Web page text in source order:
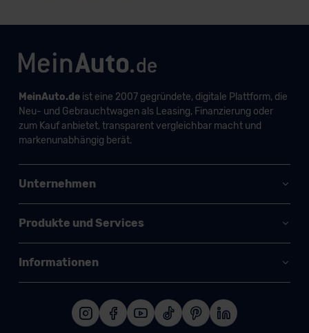
MeinAuto.deist eine 2007 gegründete, digitale Plattform, die
Neu- und Gebrauchtwagen als Leasing, Finanzierung oder
zum Kauf anbietet, transparent vergleichbar macht und
markenunabhängig berät.
Unternehmen
Produkte und Services
Informationen